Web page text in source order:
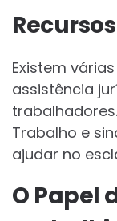
Existem
assistência
Trabalho e
ajudar no
O Papel